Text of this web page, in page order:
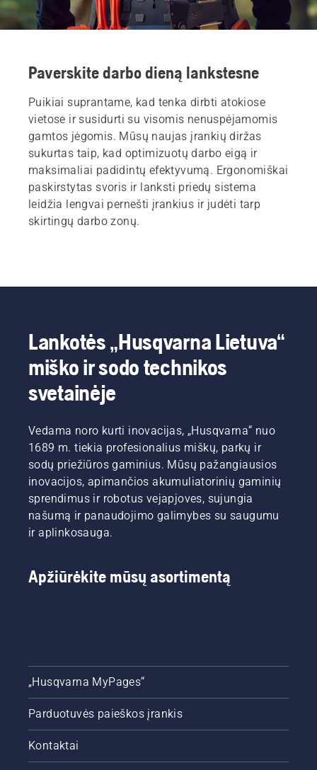
saugiau
Paverskite darbo dieną lankstesne
Puikiai suprantame, kad tenka dirbti atokiose
vietose ir susidurti su visomis nenuspėjamomis
gamtos jėgomis. Mūsų naujas įrankių diržas
sukurtas taip, kad optimizuotų darbo eigą ir
maksimaliai padidintų efektyvumą. Ergonomiškai
paskirstytas svoris ir lanksti priedų sistema
leidžia lengvai pernešti įrankius ir judėti tarp
skirtingų darbo zonų.
Lankotės „Husqvarna Lietuva“
miško ir sodo technikos
svetainėje
Vedama noro kurti inovacijas, „Husqvarna“ nuo
1689 m. tiekia profesionalius miškų, parkų ir
sodų priežiūros gaminius. Mūsų pažangiausios
inovacijos, apimančios akumuliatorinių gaminių
sprendimus ir robotus vejapjoves, sujungia
našumą ir panaudojimo galimybes su saugumu
ir aplinkosauga.
Apžiūrėkite mūsų asortimentą
„Husqvarna MyPages“
Parduotuvės paieškos įrankis
Kontaktai